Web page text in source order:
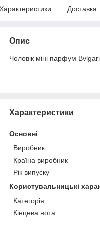
Доставка
Опис
Чоловік міні парфум
Характеристики
Основні
Виробник
Країна виробник
Рік випуску
Користувальницькі
Категорія
Кінцева нота